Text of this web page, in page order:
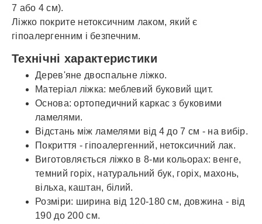
7 або 4 см).
Ліжко покрите нетоксичним лаком, який є
гіпоалергенним і безпечним.
Технічні характеристики
Дерев'яне двоспальне ліжко.
Матеріал ліжка: меблевий буковий щит.
Основа: ортопедичний каркас з буковими
ламелями.
Відстань між ламелями від 4 до 7 см - на вибір.
Покриття - гіпоалергенний, нетоксичний лак.
Виготовляється ліжко в 8-ми кольорах: венге,
темний горіх, натуральний бук, горіх, махонь,
вільха, каштан, білий.
Розміри: ширина від 120-180 см, довжина - від
190 до 200 см.